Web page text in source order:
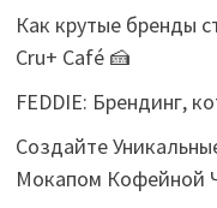
Как крутые бренды
Cru+ Café 🍰
FEDDIE: Брендинг,
Создайте
Мокапом Кофейной